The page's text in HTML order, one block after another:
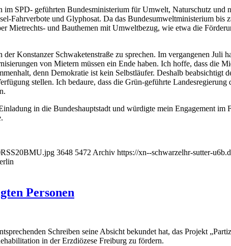
SPD- geführten Bundesministerium für Umwelt, Naturschutz und
Fahrverbote und Glyphosat. Da das Bundesumweltministerium bis
Mietrechts- und Bauthemen mit Umweltbezug, wie etwa die
Konstanzer Schwaketenstraße zu sprechen. Im vergangenen Juli
von Mietern müssen ein Ende haben. Ich hoffe, dass die
denn Demokratie ist kein Selbstläufer. Deshalb beabsichtigt
stellen. Ich bedaure, dass die Grün-geführte Landesregierung
in die Bundeshauptstadt und würdigte mein Engagement im
3648 5472 Archiv https://xn--schwarzelhr-sutter-
Personen
Schreiben seine Absicht bekundet hat, das Projekt
in der Erzdiözese Freiburg zu fördern.